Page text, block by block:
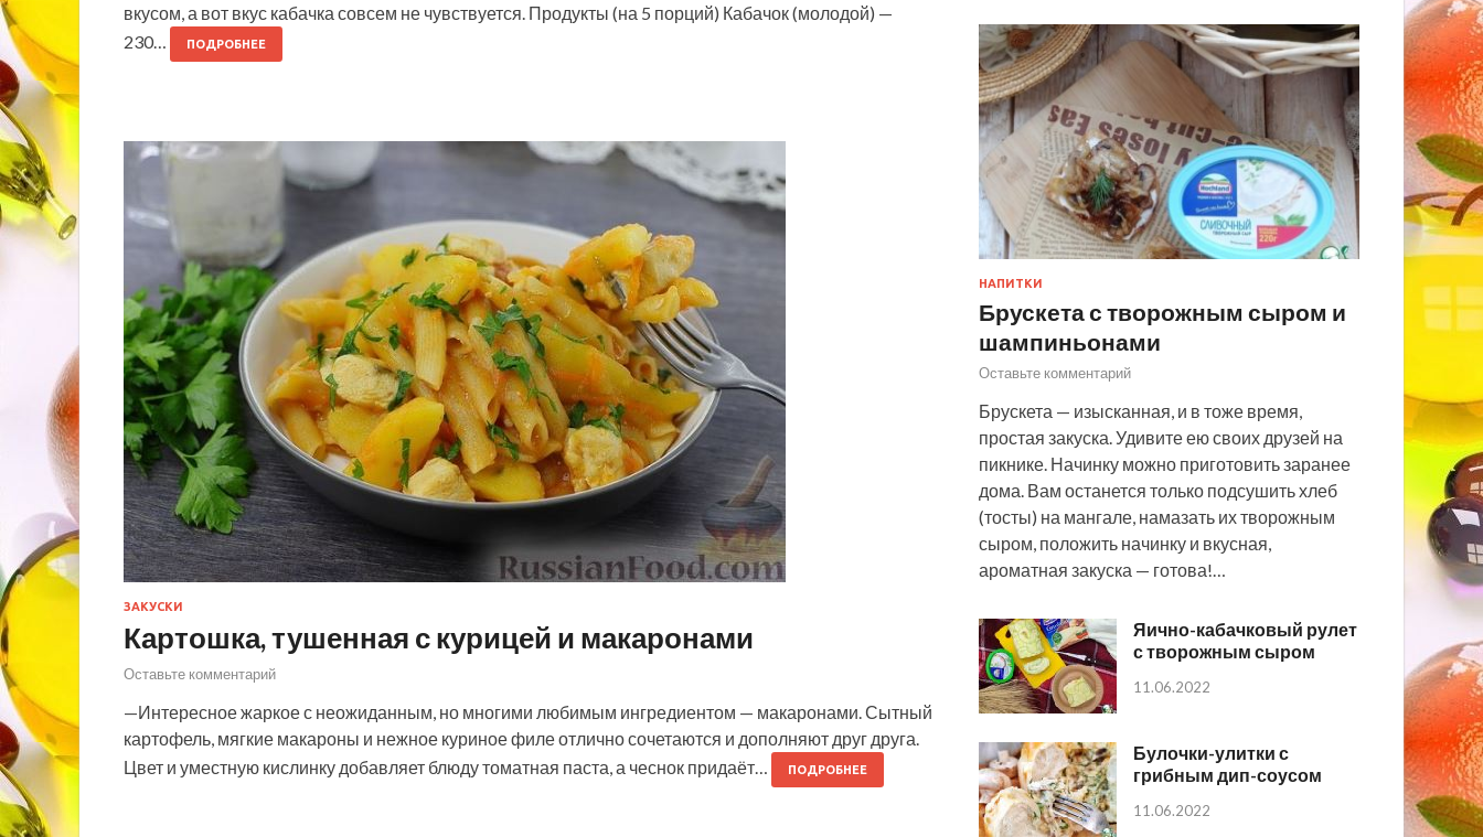
вкусом, а вот вкус кабачка совсем не чувствуется. Продукты (на 5 порций) Кабачок (молодой) —
230…
ПОДРОБНЕЕ
ЗАКУСКИ
Картошка, тушенная с курицей и макаронами
Оставьте комментарий
—Интересное жаркое с неожиданным, но многими любимым ингредиентом — макаронами. Сытный
картофель, мягкие макароны и нежное куриное филе отлично сочетаются и дополняют друг друга.
Цвет и уместную кислинку добавляет блюду томатная паста, а чеснок придаёт…
ПОДРОБНЕЕ
НАПИТКИ
Брускета с творожным сыром и
шампиньонами
Оставьте комментарий
Брускета — изысканная, и в тоже время,
простая закуска. Удивите ею своих друзей на
пикнике. Начинку можно приготовить заранее
дома. Вам останется только подсушить хлеб
(тосты) на мангале, намазать их творожным
сыром, положить начинку и вкусная,
ароматная закуска — готова!…
Яично-кабачковый рулет
с творожным сыром
11.06.2022
Булочки-улитки с
грибным дип-соусом
11.06.2022